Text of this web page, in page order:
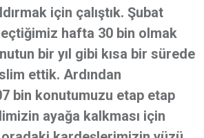
için çalıştık. Şubat
hafta 30 bin olmak
bir yıl gibi kısa bir sürede
ettik. Ardından
bin konutumuzu etap etap
ayağa kalkması için